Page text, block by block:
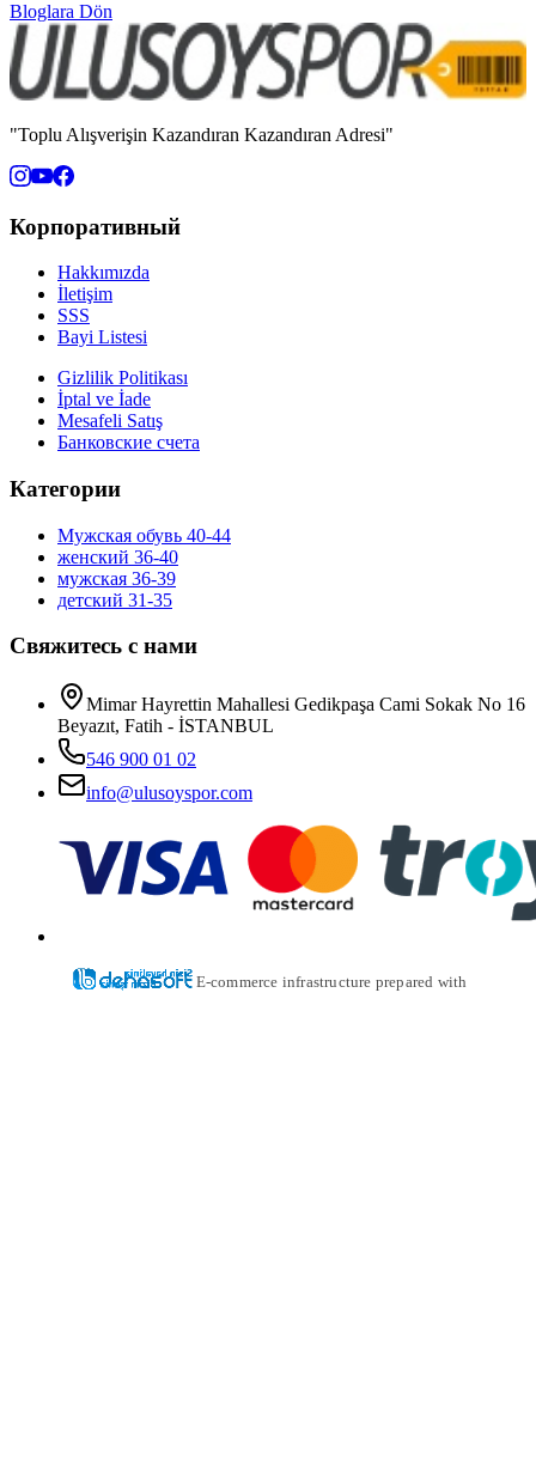
Bloglara Dön
"Toplu Alışverişin Kazandıran Kazandıran Adresi"
Корпоративный
Hakkımızda
İletişim
SSS
Bayi Listesi
Gizlilik Politikası
İptal ve İade
Mesafeli Satış
Банковские счета
Категории
Мужская обувь 40-44
женский 36-40
мужская 36-39
детский 31-35
Свяжитесь с нами
Mimar Hayrettin Mahallesi Gedikpaşa Cami Sokak No 16
Beyazıt, Fatih - İSTANBUL
546 900 01 02
info@ulusoyspor.com
E-commerce infrastructure prepared with